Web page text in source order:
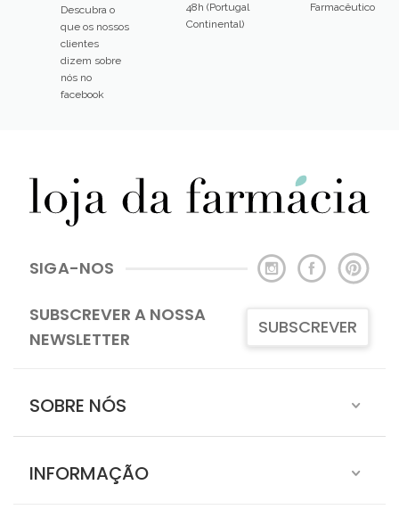
Descubra o
que os nossos
clientes
dizem sobre
nós no
facebook
48h (Portugal
Continental)
Farmacêutico
SIGA-NOS
SUBSCREVER A NOSSA
NEWSLETTER
SUBSCREVER
SOBRE NÓS
INFORMAÇÃO